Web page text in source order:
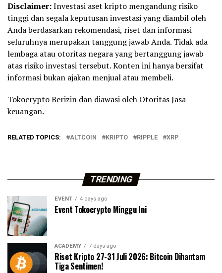
Disclaimer:Investasi aset kripto mengandung risiko
tinggi dan segala keputusan investasi yang diambil oleh
Anda berdasarkan rekomendasi, riset dan informasi
seluruhnya merupakan tanggung jawab Anda. Tidak ada
lembaga atau otoritas negara yang bertanggung jawab
atas risiko investasi tersebut. Konten ini hanya bersifat
informasi bukan ajakan menjual atau membeli.
Tokocrypto Berizin dan diawasi oleh Otoritas Jasa
keuangan.
RELATED TOPICS: ALTCOIN KRIPTO RIPPLE XRP
TRENDING
EVENT 4 days ago
Event Tokocrypto Minggu Ini
ACADEMY 7 days ago
Riset Kripto 27-31 Juli 2026: Bitcoin Dihantam
Tiga Sentimen!